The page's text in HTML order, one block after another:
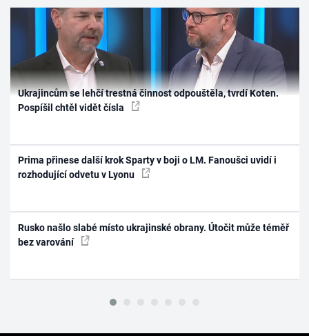
Ukrajincům se lehčí trestná činnost odpouštěla, tvrdí Koten.
Pospíšil chtěl vidět čísla
Prima přinese další krok Sparty v boji o LM. Fanoušci uvidí i
rozhodující odvetu v Lyonu
Rusko našlo slabé místo ukrajinské obrany. Útočit může téměř
bez varování